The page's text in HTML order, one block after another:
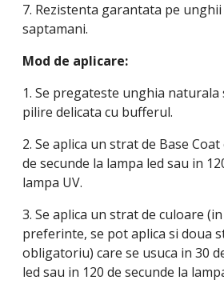
7. Rezistenta garantata pe
saptamani.
Mod de aplicare:
1. Se pregateste unghia
pilire delicata cu bufferul.
2. Se aplica un strat de Base
de secunde la lampa led sau in
lampa UV.
3. Se aplica un strat de culoare
preferinte, se pot aplica si doua
obligatoriu) care se usuca in 30
led sau in 120 de secunde la